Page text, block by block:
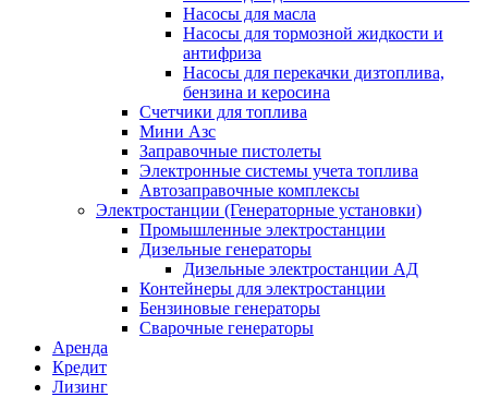
Насосы для масла
Насосы для тормозной жидкости и
антифриза
Насосы для перекачки дизтоплива,
бензина и керосина
Счетчики для топлива
Мини Азс
Заправочные пистолеты
Электронные системы учета топлива
Автозаправочные комплексы
Электростанции (Генераторные установки)
Промышленные электростанции
Дизельные генераторы
Дизельные электростанции АД
Контейнеры для электростанции
Бензиновые генераторы
Сварочные генераторы
Аренда
Кредит
Лизинг